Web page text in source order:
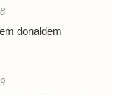
donaldem